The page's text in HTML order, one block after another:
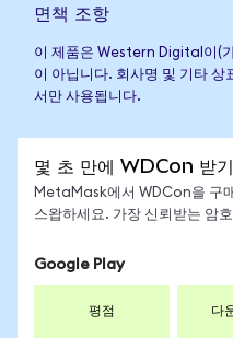
면책 조항
이 제품은 Western Digital이(
이 아닙니다. 회사명 및 기타 상
서만 사용됩니다.
몇 초 만에 WDCon 받기
MetaMask에서 WDCon을 구
스왑하세요. 가장 신뢰받는 암
Google Play
평점 다